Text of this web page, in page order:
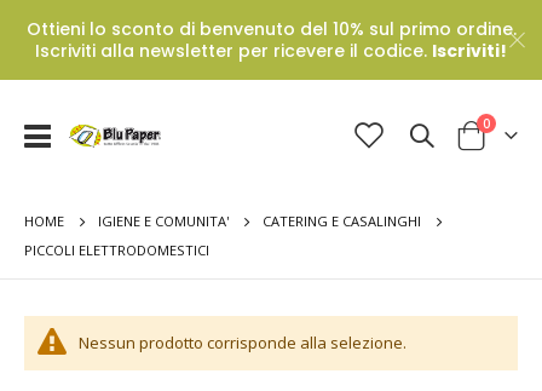
Ottieni lo sconto di benvenuto del 10% sul primo ordine.
Iscriviti alla newsletter per ricevere il codice. Iscriviti!
Toggle
Cart
0Prodotti
HOME IGIENE E COMUNITA'
CATERING E CASALINGHI
PICCOLI ELETTRODOMESTICI
Nessun prodotto corrisponde alla selezione.